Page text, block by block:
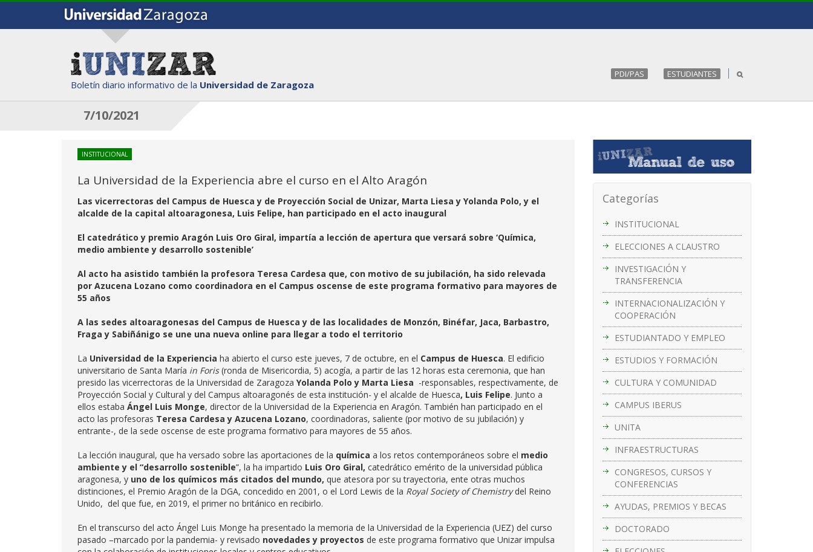
Boletín diario informativo de la Universidad de Zaragoza
PDI/PAS ESTUDIANTES
7/10/2021
Categorías
INSTITUCIONAL
ELECCIONES A CLAUSTRO
INVESTIGACIÓN Y
TRANSFERENCIA
INTERNACIONALIZACIÓN Y
COOPERACIÓN
ESTUDIANTADO Y EMPLEO
ESTUDIOS Y FORMACIÓN
CULTURA Y COMUNIDAD
CAMPUS IBERUS
UNITA
INFRAESTRUCTURAS
CONGRESOS, CURSOS Y
CONFERENCIAS
AYUDAS, PREMIOS Y BECAS
DOCTORADO
INSTITUCIONAL
La Universidad de la Experiencia abre el curso en el Alto Aragón
Las vicerrectoras del Campus de Huesca y de Proyección Social de Unizar, Marta Liesa y Yolanda Polo, y el
alcalde de la capital altoaragonesa, Luis Felipe, han participado en el acto inaugural
El catedrático y premio Aragón Luis Oro Giral, impartía a lección de apertura que versará sobre ‘Química,
medio ambiente y desarrollo sostenible’
Al acto ha asistido también la profesora Teresa Cardesa que, con motivo de su jubilación, ha sido relevada
por Azucena Lozano como coordinadora en el Campus oscense de este programa formativo para mayores de
55 años
A las sedes altoaragonesas del Campus de Huesca y de las localidades de Monzón, Binéfar, Jaca, Barbastro,
Fraga y Sabiñánigo se une una nueva online para llegar a todo el territorio
La Universidad de la Experiencia ha abierto el curso este jueves, 7 de octubre, en el Campus de Huesca. El edificio
universitario de Santa María in Foris(ronda de Misericordia, 5) acogía, a partir de las 12 horas esta ceremonia, que han
presido las vicerrectoras de la Universidad de Zaragoza Yolanda Polo y Marta Liesa -responsables, respectivamente, de
Proyección Social y Cultural y del Campus altoaragonés de esta institución- y el alcalde de Huesca, Luis Felipe. Junto a
ellos estaba Ángel Luis Monge, director de la Universidad de la Experiencia en Aragón. También han participado en el
acto las profesoras Teresa Cardesa y Azucena Lozano, coordinadoras, saliente (por motivo de su jubilación) y
entrante-, de la sede oscense de este programa formativo para mayores de 55 años.
La lección inaugural, que ha versado sobre las aportaciones de la química a los retos contemporáneos sobre el medio
ambiente y el “desarrollo sostenible”, la ha impartido Luis Oro Giral, catedrático emérito de la universidad pública
aragonesa, y uno de los químicos más citados del mundo, que atesora por su trayectoria, ente otras muchos
distinciones, el Premio Aragón de la DGA, concedido en 2001, o el Lord Lewis de la Royal Society of Chemistrydel Reino
Unido, del que fue, en 2019, el primer no británico en recibirlo.
En el transcurso del acto Ángel Luis Monge ha presentado la memoria de la Universidad de la Experiencia (UEZ) del curso
pasado –marcado por la pandemia- y revisado novedades y proyectos de este programa formativo que Unizar impulsa